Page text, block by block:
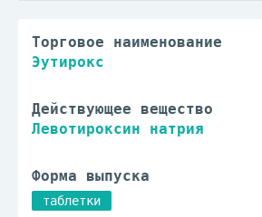
Торговое наименование
Эутирокс
Действующее вещество
Левотироксин натрия
Форма выпуска
таблетки